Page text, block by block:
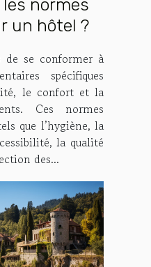
normes
un hôtel ?
de se conformer à
spécifiques
le confort et la
Ces normes
que l’hygiène, la
la qualité
des...